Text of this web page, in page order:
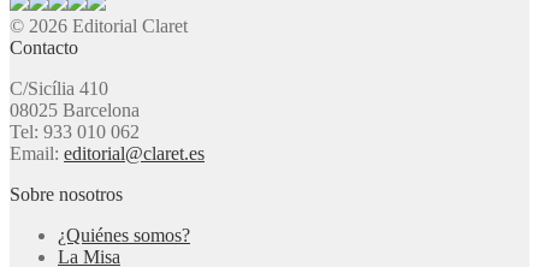
© 2026 Editorial Claret
Contacto
C/Sicília 410
08025 Barcelona
Tel: 933 010 062
Email: editorial@claret.es
Sobre nosotros
¿Quiénes somos?
La Misa